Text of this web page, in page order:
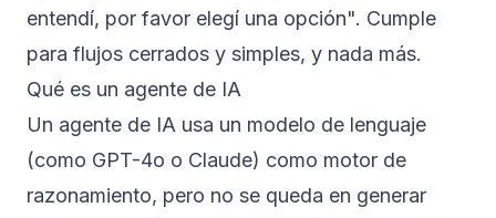
entendí, por favor elegí una opción". Cumple
para flujos cerrados y simples, y nada más.
Qué es un agente de IA
Un agente de IA usa un modelo de lenguaje
(como GPT-4o o Claude) como motor de
razonamiento, pero no se queda en generar